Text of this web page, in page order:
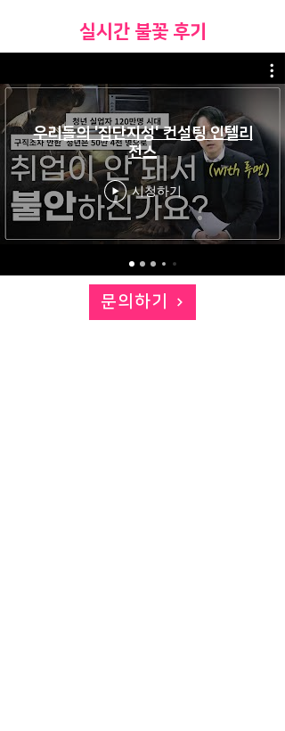
​실시간 불꽃 후기
우리들의 '집단지성' 컨설팅 인텔리
전스
시청하기
문의하기